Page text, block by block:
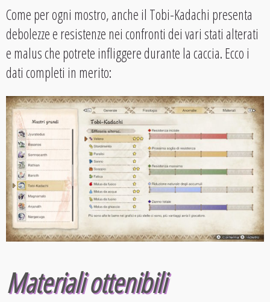
Come per ogni mostro, anche il Tobi-Kadachi presenta
debolezze e resistenze nei confronti dei vari stati alterati
e malus che potrete infliggere durante la caccia. Ecco i
dati completi in merito:
Materiali ottenibili